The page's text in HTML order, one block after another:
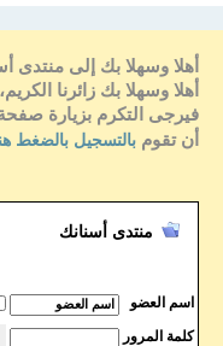
أهلا وسهلا بك إلى منتدى
أهلا وسهلا بك زائرنا
فيرجى التكرم بزيارة صفحة
أن تقوم بالتسجيل بالضغط هنا
منتدى أسنانك
اسم العضو
كلمة المرور